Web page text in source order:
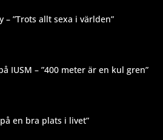
”Trots allt sexa i världen”
IUSM – ”400 meter är en kul gren”
en bra plats i livet”